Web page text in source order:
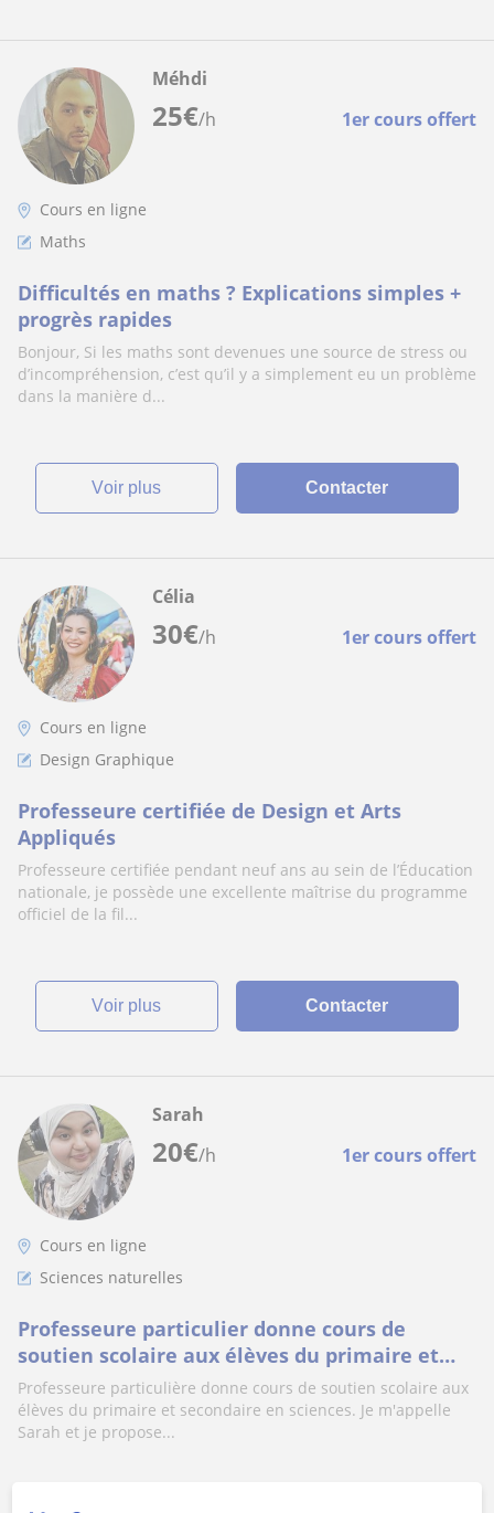
25€/h 1er cours offert
Méhdi
Cours en ligne
Maths
Difficultés en maths ? Explications simples +
progrès rapides
Bonjour, Si les maths sont devenues une source de stress ou
d’incompréhension, c’est qu’il y a simplement eu un problème
dans la manière d...
voir plus Contacter
30€/h 1er cours offert
Célia
Cours en ligne
Design Graphique
Professeure certifiée de Design et Arts
Appliqués
Professeure certifiée pendant neuf ans au sein de l’Éducation
nationale, je possède une excellente maîtrise du programme
officiel de la fil...
voir plus Contacter
20€/h 1er cours offert
Sarah
Cours en ligne
Sciences naturelles
Professeure particulier donne cours de
soutien scolaire aux élèves du primaire et
secondaire en sciences
Professeure particulière donne cours de soutien scolaire aux
élèves du primaire et secondaire en sciences. Je m'appelle
Sarah et je propose...